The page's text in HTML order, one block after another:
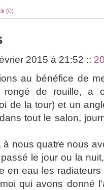
(0)
2015 à 21:52 ::
au bénéfice de
de rouille, a
de la tour) et un
tout le salon,
à nous quatre nous
le jour ou la
en eau les
qui avons donné